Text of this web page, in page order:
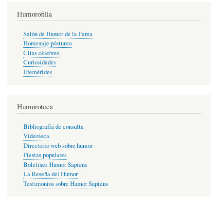
Humorofilia
Salón de Humor de la Fama
Homenaje póstumo
Citas célebres
Curiosidades
Efemérides
Humoroteca
Bibliografía de consulta
Videoteca
Directorio web sobre humor
Fiestas populares
Boletines Humor Sapiens
La Reseña del Humor
Testimonios sobre Humor Sapiens